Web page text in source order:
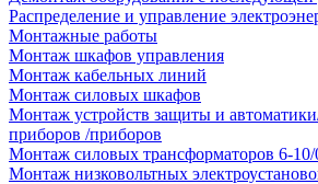
Распределение и управление
Монтажные работы
Монтаж шкафов управления
Монтаж кабельных линий
Монтаж силовых шкафов
Монтаж устройств защиты и
приборов /приборов
Монтаж силовых трансформаторов 6-
Монтаж низковольтных